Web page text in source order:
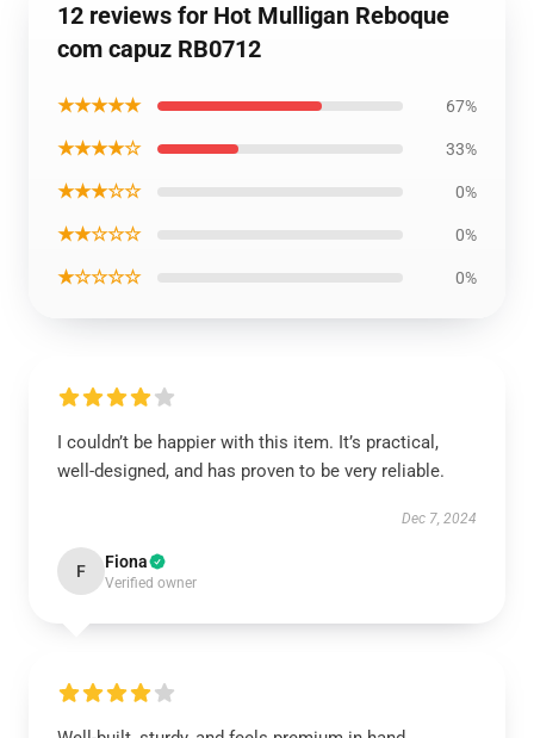
12 reviews for Hot Mulligan Reboque
com capuz RB0712
★★★★★ 67%
★★★★☆ 33%
★★★☆☆ 0%
★★☆☆☆ 0%
★☆☆☆☆ 0%
I couldn’t be happier with this item. It’s practical,
well-designed, and has proven to be very reliable.
Dec 7, 2024
F Fiona
Verified owner